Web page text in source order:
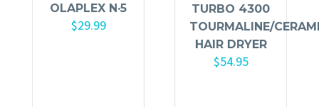
OLAPLEX N·5
$29.99
TURBO 4300
TOURMALINE/
HAIR DRYER
$54.95